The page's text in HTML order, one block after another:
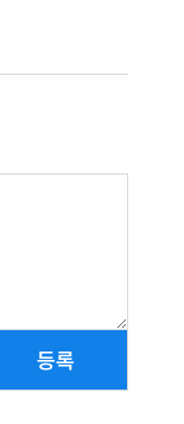
등록